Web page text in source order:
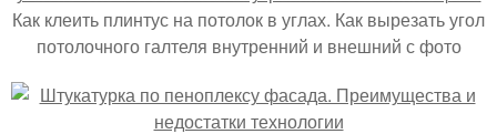
Как клеить плинтус на потолок в углах. Как вырезать угол
потолочного галтеля внутренний и внешний с фото